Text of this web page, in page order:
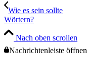
Wie es sein sollte
Wörtern?
Nach oben scrollen
Nachrichtenleiste öffnen